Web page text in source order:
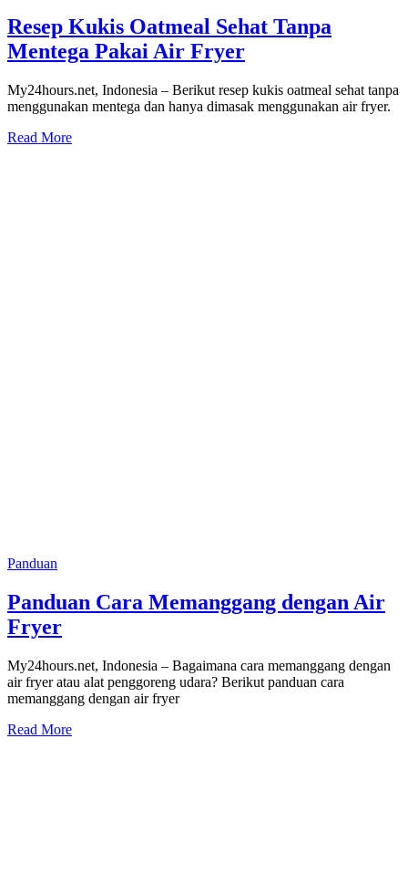
Resep Kukis Oatmeal Sehat Tanpa
Mentega Pakai Air Fryer
My24hours.net, Indonesia – Berikut resep kukis oatmeal sehat tanpa
menggunakan mentega dan hanya dimasak menggunakan air fryer.
Read More
Panduan
Panduan Cara Memanggang dengan Air
Fryer
My24hours.net, Indonesia – Bagaimana cara memanggang dengan
air fryer atau alat penggoreng udara? Berikut panduan cara
memanggang dengan air fryer
Read More